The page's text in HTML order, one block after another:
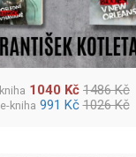
kniha 1040 Kč 1486 Kč
e-kniha 991 Kč 1026 Kč